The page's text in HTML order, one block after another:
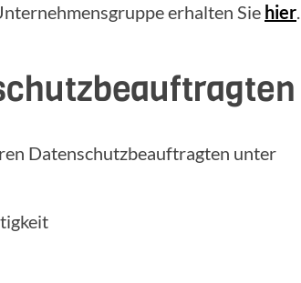
erhalten Sie hier.
Datenschutzbeauftragten unter